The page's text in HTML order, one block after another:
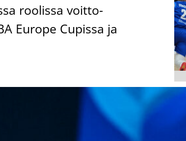
roolissa voitto-
Europe Cupissa ja